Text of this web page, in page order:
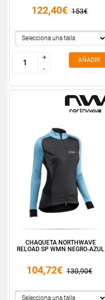
122,40€ 153€
+
-
+
-
AÑADIR
CHAQUETA NORTHWAVE
RELOAD SP WMN NEGRO-AZUL
104,72€ 130,90€